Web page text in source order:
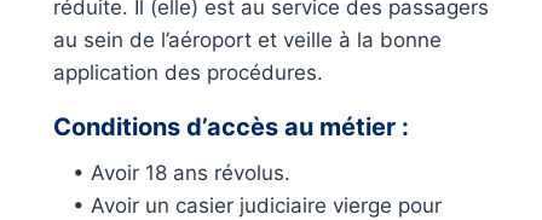
réduite. Il (elle) est au service des passagers
au sein de l’aéroport et veille à la bonne
application des procédures.
Conditions d’accès au métier :
• Avoir 18 ans révolus.
• Avoir un casier judiciaire vierge pour